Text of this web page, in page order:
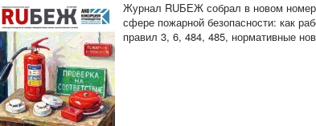
Журнал RUБЕЖ собрал в новом
сфере пожарной безопасности: как
правил 3, 6, 484, 485, нормативные